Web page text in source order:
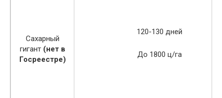
Сахарный
гигант (нет в
Госреестре)
120-130 дней
До 1800 ц/га